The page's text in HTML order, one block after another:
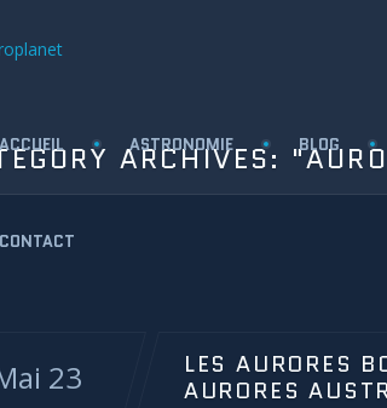
ACCUEIL ASTRONOMIE BLOG
CONTACT
ARCHIVES:
23
LES AURORES
AURORES